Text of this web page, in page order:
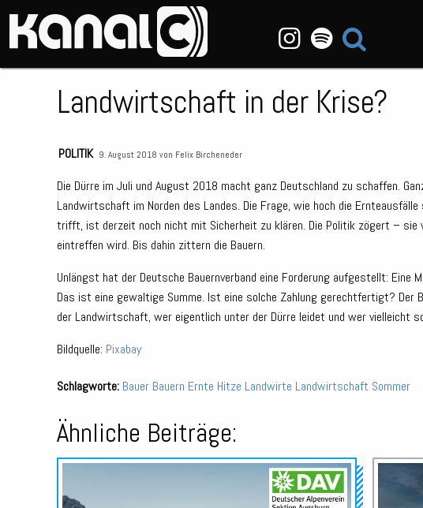
Landwirtschaft in der Krise?
POLITIK 9. August 2018 von Felix Bircheneder
Die Dürre im Juli und August 2018 macht ganz Deutschland zu schaffen.
Landwirtschaft im Norden des Landes. Die Frage, wie hoch die
trifft, ist derzeit noch nicht mit Sicherheit zu klären. Die Politik zögert – sie
eintreffen wird. Bis dahin zittern die Bauern.
Unlängst hat der Deutsche Bauernverband eine Forderung aufgestellt: Eine
Das ist eine gewaltige Summe. Ist eine solche Zahlung gerechtfertigt? Der
der Landwirtschaft, wer eigentlich unter der Dürre leidet und wer vielleicht
Bildquelle: Pixabay
Schlagworte: Bauer Bauern Ernte Hitze Landwirte Landwirtschaft Sommer
Ähnliche Beiträge:
Audio-
Player